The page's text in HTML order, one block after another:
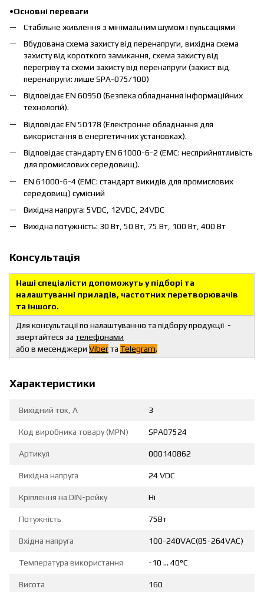
•Основні переваги
Стабільне живлення з мінімальним шумом і пульсаціями
Вбудована схема захисту від перенапруги, вихідна схема
захисту від короткого замикання, схема захисту від
перегріву та схеми захисту від перенапруги (захист від
перенапруги: лише SPA-075/100)
Відповідає EN 60950 (Безпека обладнання інформаційних
технологій).
Відповідає EN 50178 (Електронне обладнання для
використання в енергетичних установках).
Відповідає стандарту EN 61000-6-2 (EMC: несприйнятливість
для промислових середовищ).
EN 61000-6-4 (EMC: стандарт викидів для промислових
середовищ) сумісний
Вихідна напруга: 5VDC, 12VDC, 24VDC
Вихідна потужність: 30 Вт, 50 Вт, 75 Вт, 100 Вт, 400 Вт
Консультація
Наші спеціалісти допоможуть у підборі та
налаштуванні приладів, частотних перетворювачів
та іншого.
Для консультації по налаштуванню та підбору продукції -
звертайтеся за телефонами
або в месенджери Viberта Telegram.
Характеристики
Вихідний ток, А 3
Код виробника товару (MPN) SPA07524
Артикул 000140862
Вихідна напруга 24 VDC
Кріплення на DIN-рейку Ні
Потужність 75Вт
Вхідна напруга 100-240VAC(85-264VAC)
Температура використання -10 ... 40°С
Висота 160